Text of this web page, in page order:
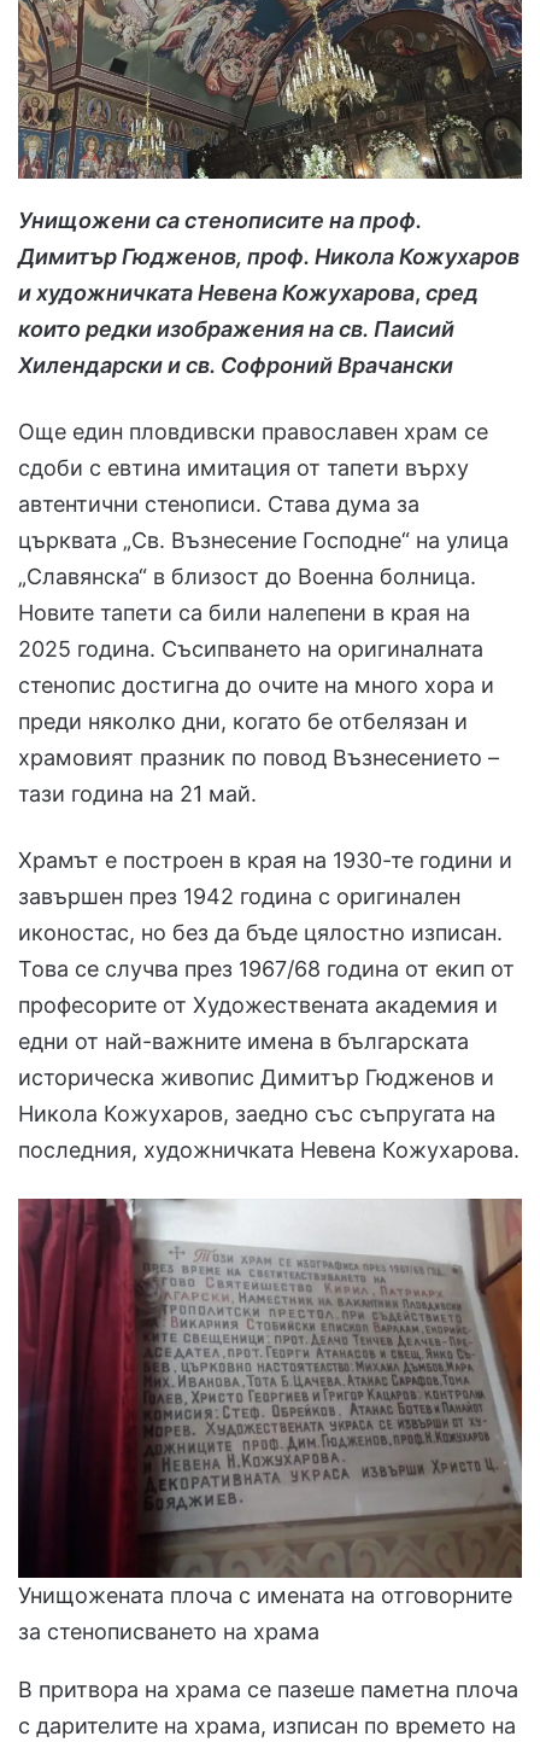
Унищожени са стенописите на проф.
Димитър Гюдженов, проф. Никола Кожухаров
и художничката Невена Кожухарова, сред
които редки изображения на св. Паисий
Хилендарски и св. Софроний Врачански
Още един пловдивски православен храм се
сдоби с евтина имитация от тапети върху
автентични стенописи. Става дума за
църквата „Св. Възнесение Господне“ на улица
„Славянска“ в близост до Военна болница.
Новите тапети са били налепени в края на
2025 година. Съсипването на оригиналната
стенопис достигна до очите на много хора и
преди няколко дни, когато бе отбелязан и
храмовият празник по повод Възнесението –
тази година на 21 май.
Храмът е построен в края на 1930-те години и
завършен през 1942 година с оригинален
иконостас, но без да бъде цялостно изписан.
Това се случва през 1967/68 година от екип от
професорите от Художествената академия и
едни от най-важните имена в българската
историческа живопис Димитър Гюдженов и
Никола Кожухаров, заедно със съпругата на
последния, художничката Невена Кожухарова.
Унищожената плоча с имената на отговорните
за стенописването на храма
В притвора на храма се пазеше паметна плоча
с дарителите на храма, изписан по времето на